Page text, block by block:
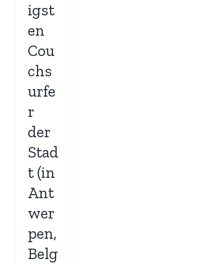
igst
en
Cou
chs
urfe
r
der
Stad
t (in
Ant
wer
pen,
Belg